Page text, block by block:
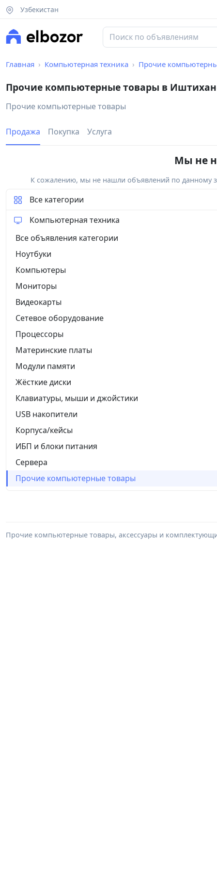
Узбекистан
Главная Компьютерная техника Прочие
Прочие компьютерные товары в
Прочие компьютерные товары
Продажа Покупка Услуга
Мы не
К сожалению, мы не нашли объявлений по данному
Все категории
Компьютерная техника
Все объявления категории
Ноутбуки
Компьютеры
Мониторы
Видеокарты
Сетевое оборудование
Процессоры
Материнские платы
Модули памяти
Жёсткие диски
Клавиатуры, мыши и джойстики
USB накопители
Корпуса/кейсы
ИБП и блоки питания
Сервера
Прочие компьютерные товары
Прочие компьютерные товары, аксессуары и